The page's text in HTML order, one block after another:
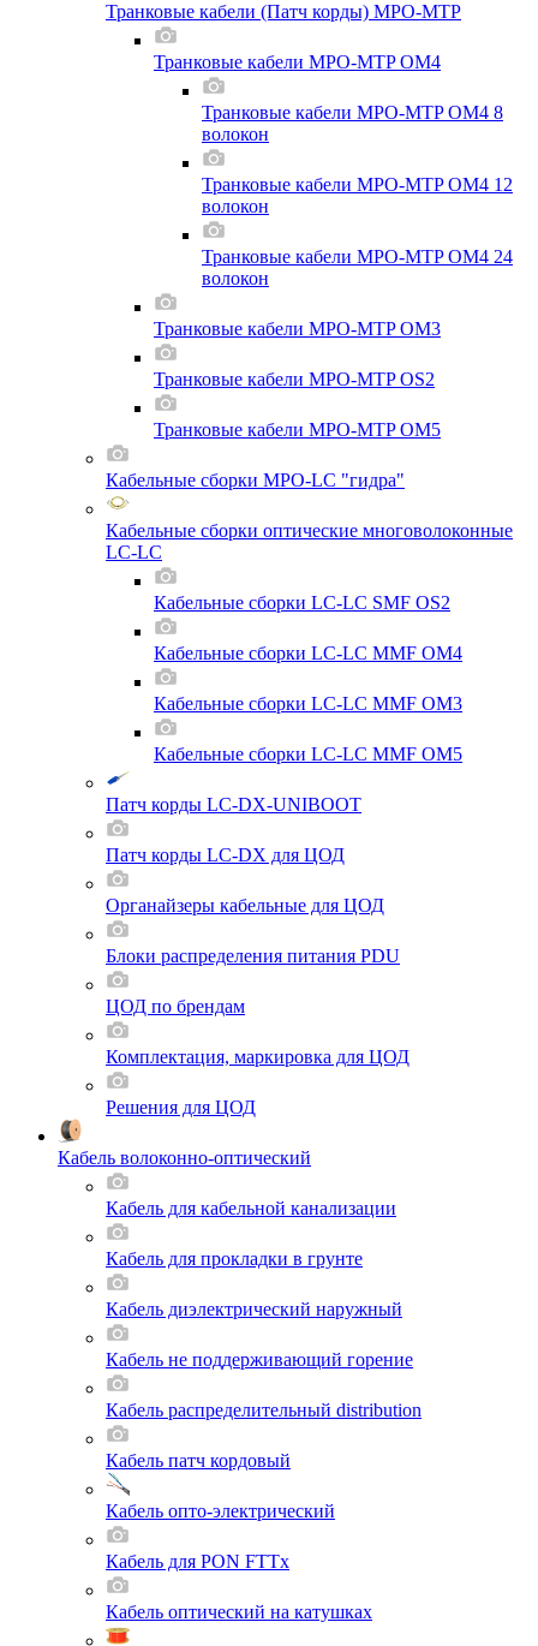
Транковые кабели (Патч корды) MPO-MTP
Транковые кабели MPO-MTP OM4
Транковые кабели MPO-MTP OM4 8
волокон
Транковые кабели MPO-MTP OM4 12
волокон
Транковые кабели MPO-MTP OM4 24
волокон
Транковые кабели MPO-MTP OM3
Транковые кабели MPO-MTP OS2
Транковые кабели MPO-MTP OM5
Кабельные сборки MPO-LC "гидра"
Кабельные сборки оптические многоволоконные
LC-LC
Кабельные сборки LC-LC SMF OS2
Кабельные сборки LC-LC MMF OM4
Кабельные сборки LC-LC MMF OM3
Кабельные сборки LC-LC MMF OM5
Патч корды LC-DX-UNIBOOT
Патч корды LC-DX для ЦОД
Органайзеры кабельные для ЦОД
Блоки распределения питания PDU
ЦОД по брендам
Комплектация, маркировка для ЦОД
Решения для ЦОД
Кабель волоконно-оптический
Кабель для кабельной канализации
Кабель для прокладки в грунте
Кабель диэлектрический наружный
Кабель не поддерживающий горение
Кабель распределительный distribution
Кабель патч кордовый
Кабель опто-электрический
Кабель для PON FTTx
Кабель оптический на катушках